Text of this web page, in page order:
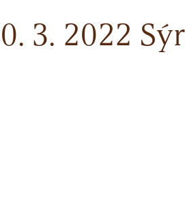
3. 2022